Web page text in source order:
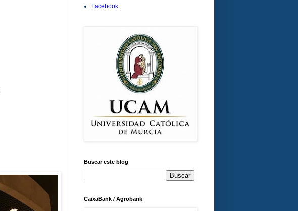
Facebook
Buscar este blog
CaixaBank / Agrobank